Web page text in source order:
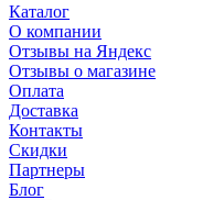
Каталог
О компании
Отзывы на Яндекс
Отзывы о магазине
Оплата
Доставка
Контакты
Скидки
Партнеры
Блог